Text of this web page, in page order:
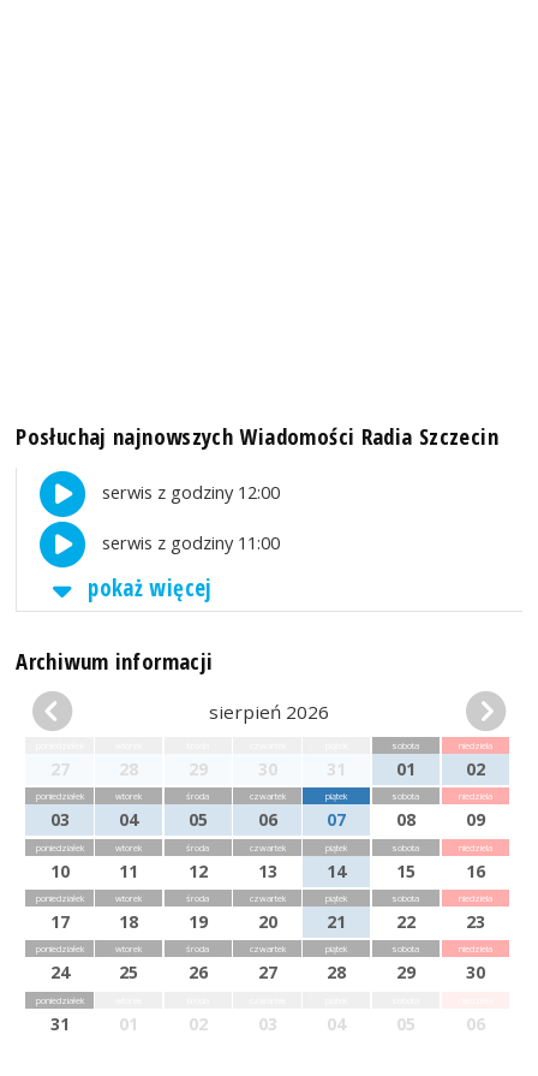
Posłuchaj najnowszych Wiadomości Radia Szczecin
serwis z godziny 12:00
serwis z godziny 11:00
pokaż więcej
Archiwum informacji
sierpień 2026
27 28 29 30 31
sobota
01
niedziela
02
poniedziałek
03
wtorek
04
środa
05
czwartek
06
piątek
07
sobota
08
niedziela
09
poniedziałek
10
wtorek
11
środa
12
czwartek
13
piątek
14
sobota
15
niedziela
16
poniedziałek
17
wtorek
18
środa
19
czwartek
20
piątek
21
sobota
22
niedziela
23
poniedziałek
24
wtorek
25
środa
26
czwartek
27
piątek
28
sobota
29
niedziela
30
poniedziałek
31 01 02 03 04 05 06